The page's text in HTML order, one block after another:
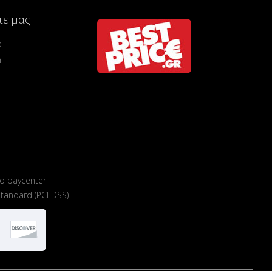
μας
paycenter
(PCI DSS)